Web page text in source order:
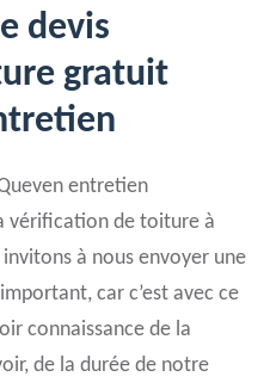
devis
gratuit
entretien
vérification de toiture à
à nous envoyer une
car c’est avec ce
connaissance de la
de la durée de notre